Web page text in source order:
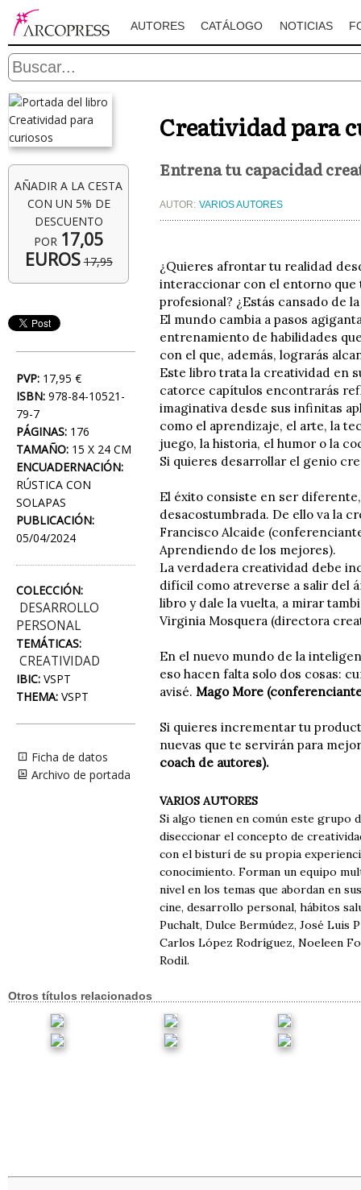
AUTORES CATÁLOGO NOTICIAS
AÑADIR A LA CESTA
CON UN 5% DE
DESCUENTO
POR 17,05
EUROS 17,95
PVP: 17,95 €
ISBN: 978-84-10521-
79-7
PÁGINAS: 176
TAMAÑO: 15 X 24 CM
ENCUADERNACIÓN:
RÚSTICA CON
SOLAPAS
PUBLICACIÓN:
05/04/2024
COLECCIÓN:
DESARROLLO
PERSONAL
TEMÁTICAS:
CREATIVIDAD
IBIC: VSPT
THEMA: VSPT
Ficha de datos
Archivo de portada
Creatividad para
Entrena tu capacidad
AUTOR: VARIOS AUTORES
¿Quieres afrontar tu realidad
interaccionar con el entorno que
profesional? ¿Estás cansado de
El mundo cambia a pasos
entrenamiento de habilidades
con el que, además, lograrás
Este libro trata la creatividad en
catorce capítulos encontrarás
imaginativa desde sus infinitas
como el aprendizaje, el arte, la
juego, la historia, el humor o la
Si quieres desarrollar el genio
El éxito consiste en ser
desacostumbrada. De ello va la
Francisco Alcaide
Aprendiendo de los mejores).
La verdadera creatividad debe
difícil como atreverse a salir del
libro y dale la vuelta, a mirar
Virginia Mosquera (directora
En el nuevo mundo de la
eso hacen falta solo dos cosas:
avisé. Mago More
Si quieres incrementar tu
nuevas que te servirán para
coach de autores).
VARIOS AUTORES
Si algo tienen en común este grupo
diseccionar el concepto de
con el bisturí de su propia
conocimiento. Forman un equipo
nivel en los temas que abordan en
cine, desarrollo personal, hábitos
Puchalt, Dulce Bermúdez, José Luis
Carlos López Rodríguez, Noeleen
Rodil.
Otros títulos relacionados